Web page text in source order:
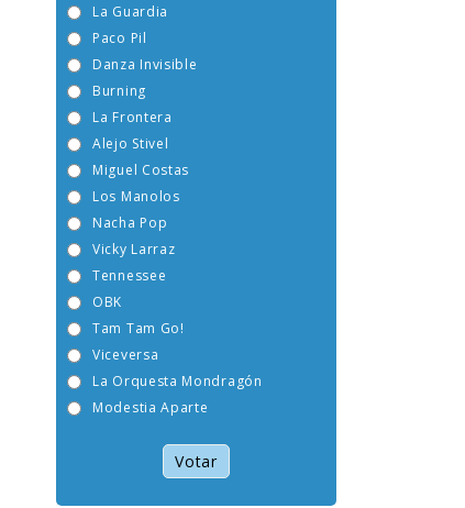
La Guardia
Paco Pil
Danza Invisible
Burning
La Frontera
Alejo Stivel
Miguel Costas
Los Manolos
Nacha Pop
Vicky Larraz
Tennessee
OBK
Tam Tam Go!
Viceversa
La Orquesta Mondragón
Modestia Aparte
Votar